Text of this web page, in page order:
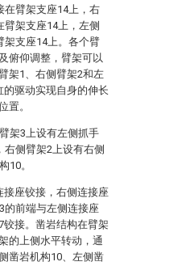
在臂架支座14上，右
架支座14上，左侧
架支座14上。各个臂
俯仰调整，臂架可以
架1、右侧臂架2和左
驱动实现自身的伸长
置。
架3上设有左侧抓手
右侧臂架2上设有右侧
10。
座铰接，右侧连接座
的前端与左侧连接座
接。凿岩结构在臂架
的上侧水平转动，通
凿岩机构10、左侧凿